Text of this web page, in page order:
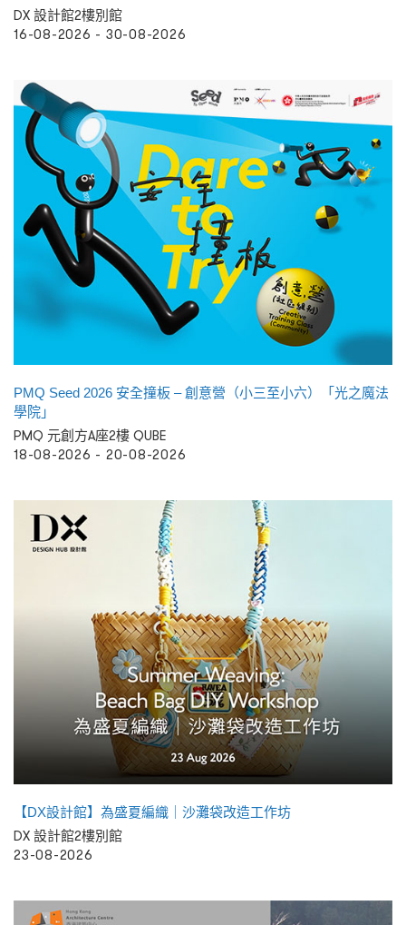
DX 設計館2樓別館
16-08-2026 - 30-08-2026
PMQ Seed 2026 安全撞板 – 創意營（小三至小六）「光之魔法
學院」
PMQ 元創方A座2樓 QUBE
18-08-2026 - 20-08-2026
【DX設計館】為盛夏編織｜沙灘袋改造工作坊
DX 設計館2樓別館
23-08-2026